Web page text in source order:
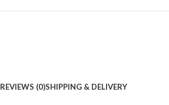
REVIEWS (0)SHIPPING & DELIVERY